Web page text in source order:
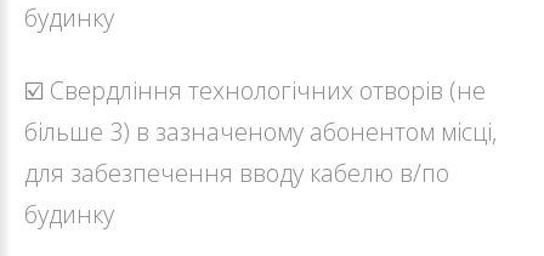
будинку
☑️ Свердління технологічних отворів (не
більше 3) в зазначеному абонентом місці,
для забезпечення вводу кабелю в/по
будинку